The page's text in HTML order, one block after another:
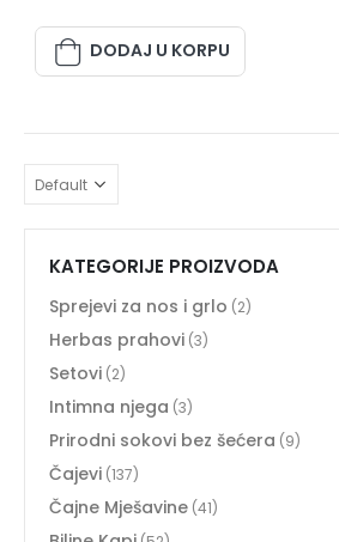
DODAJ U KORPU
KATEGORIJE PROIZVODA
Sprejevi za nos i grlo (2)
Herbas prahovi (3)
Setovi (2)
Intimna njega (3)
Prirodni sokovi bez šećera (9)
Čajevi (137)
Čajne Mješavine (41)